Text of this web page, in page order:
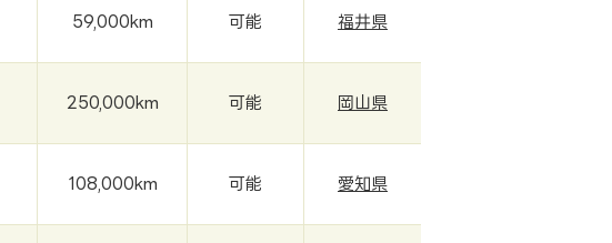
59,000km 可能 福井県
250,000km 可能 岡山県
108,000km 可能 愛知県